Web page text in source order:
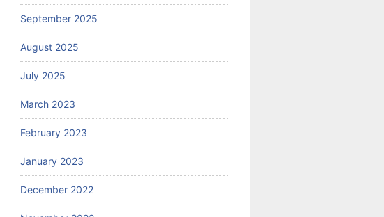
September 2025
August 2025
July 2025
March 2023
February 2023
January 2023
December 2022